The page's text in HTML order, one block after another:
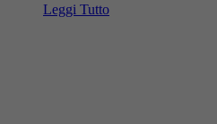
Leggi Tutto